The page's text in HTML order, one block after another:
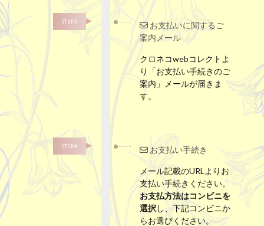
STEP.3
お支払いに関するご
案内メール
クロネコwebコレクトよ
り「お支払い手続きのご
案内」メールが届きま
す。
STEP.4 お支払い手続き
メール記載のURLよりお
支払い手続きください。
お支払方法はコンビニを
選択 し、下記コンビニか
らお選びください。